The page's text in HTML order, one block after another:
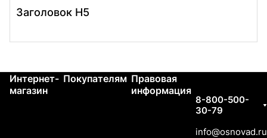
Заголовок H5
Интернет-
магазин
Покупателям Правовая
информация
8-800-500-
30-79
info@osnovad.ru